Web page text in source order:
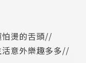
燙的舌頭//
意外樂趣多多//